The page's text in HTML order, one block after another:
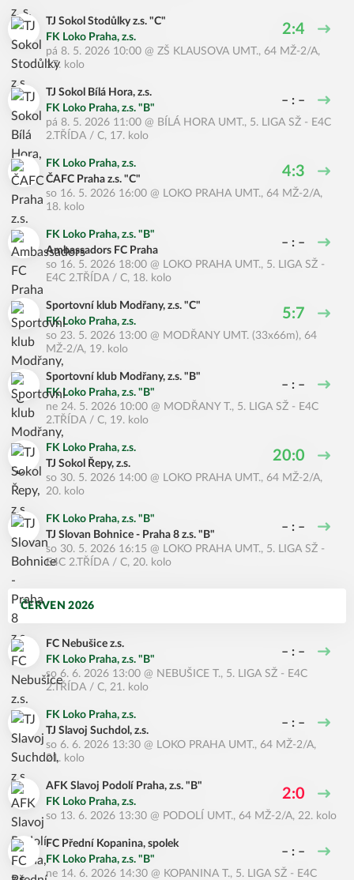
TJ Sokol Stodůlky z.s. "C"
FK Loko Praha, z.s.
2:4
pá 8. 5. 2026 10:00 @ ZŠ KLAUSOVA UMT., 64 MŽ-2/A,
17. kolo
TJ Sokol Bílá Hora, z.s.
FK Loko Praha, z.s. "B"
– : –
pá 8. 5. 2026 11:00 @ BÍLÁ HORA UMT., 5. LIGA SŽ - E4C
2.TŘÍDA / C, 17. kolo
FK Loko Praha, z.s.
ČAFC Praha z.s. "C"
4:3
so 16. 5. 2026 16:00 @ LOKO PRAHA UMT., 64 MŽ-2/A,
18. kolo
FK Loko Praha, z.s. "B"
Ambassadors FC Praha
– : –
so 16. 5. 2026 18:00 @ LOKO PRAHA UMT., 5. LIGA SŽ -
E4C 2.TŘÍDA / C, 18. kolo
Sportovní klub Modřany, z.s. "C"
FK Loko Praha, z.s.
5:7
so 23. 5. 2026 13:00 @ MODŘANY UMT. (33x66m), 64
MŽ-2/A, 19. kolo
Sportovní klub Modřany, z.s. "B"
FK Loko Praha, z.s. "B"
– : –
ne 24. 5. 2026 10:00 @ MODŘANY T., 5. LIGA SŽ - E4C
2.TŘÍDA / C, 19. kolo
FK Loko Praha, z.s.
TJ Sokol Řepy, z.s.
20:0
so 30. 5. 2026 14:00 @ LOKO PRAHA UMT., 64 MŽ-2/A,
20. kolo
FK Loko Praha, z.s. "B"
TJ Slovan Bohnice - Praha 8 z.s. "B"
– : –
so 30. 5. 2026 16:15 @ LOKO PRAHA UMT., 5. LIGA SŽ -
E4C 2.TŘÍDA / C, 20. kolo
ČERVEN 2026
FC Nebušice z.s.
FK Loko Praha, z.s. "B"
– : –
so 6. 6. 2026 13:00 @ NEBUŠICE T., 5. LIGA SŽ - E4C
2.TŘÍDA / C, 21. kolo
FK Loko Praha, z.s.
TJ Slavoj Suchdol, z.s.
– : –
so 6. 6. 2026 13:30 @ LOKO PRAHA UMT., 64 MŽ-2/A,
21. kolo
AFK Slavoj Podolí Praha, z.s. "B"
FK Loko Praha, z.s.
2:0
so 13. 6. 2026 13:30 @ PODOLÍ UMT., 64 MŽ-2/A, 22. kolo
FC Přední Kopanina, spolek
FK Loko Praha, z.s. "B"
– : –
ne 14. 6. 2026 14:30 @ KOPANINA T., 5. LIGA SŽ - E4C